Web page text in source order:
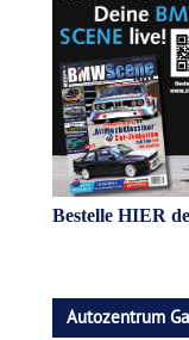
Bestelle HIER
Autozentrum